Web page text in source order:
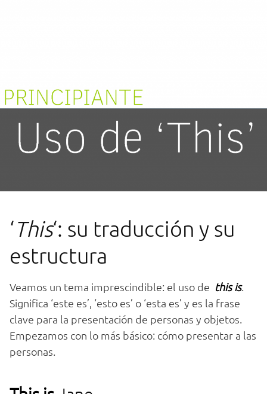
‘This‘: su traducción y su
estructura
Veamos un tema imprescindible: el uso de this is.
Significa ‘este es’, ‘esto es’ o ‘esta es’ y es la frase
clave para la presentación de personas y objetos.
Empezamos con lo más básico: cómo presentar a las
personas.